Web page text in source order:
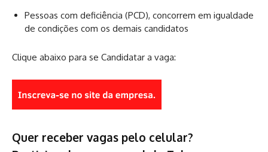
Pessoas com deficiência (PCD), concorrem em igualdade
de condições com os demais candidatos
Clique abaixo para se Candidatar a vaga:
Quer receber vagas pelo celular?